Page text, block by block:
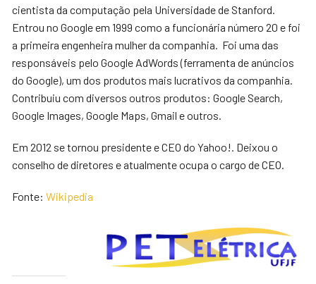
cientista da computação pela Universidade de Stanford.
Entrou no Google em 1999 como a funcionária número 20 e foi
a primeira engenheira mulher da companhia. Foi uma das
responsáveis pelo Google AdWords (ferramenta de anúncios
do Google), um dos produtos mais lucrativos da companhia.
Contribuiu com diversos outros produtos: Google Search,
Google Images, Google Maps, Gmail e outros.
Em 2012 se tornou presidente e CEO do Yahoo!. Deixou o
conselho de diretores e atualmente ocupa o cargo de CEO.
Fonte:Wikipedia